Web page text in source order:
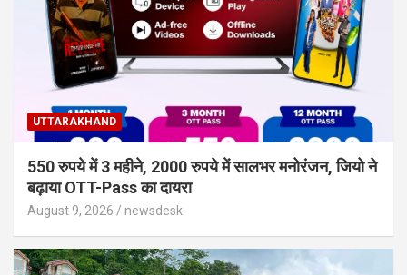
UTTARAKHAND
550 रुपये में 3 महीने, 2000 रुपये में सालभर मनोरंजन, जियो ने
बढ़ाया OTT-Pass का दायरा
August 9, 2026 newsdesk